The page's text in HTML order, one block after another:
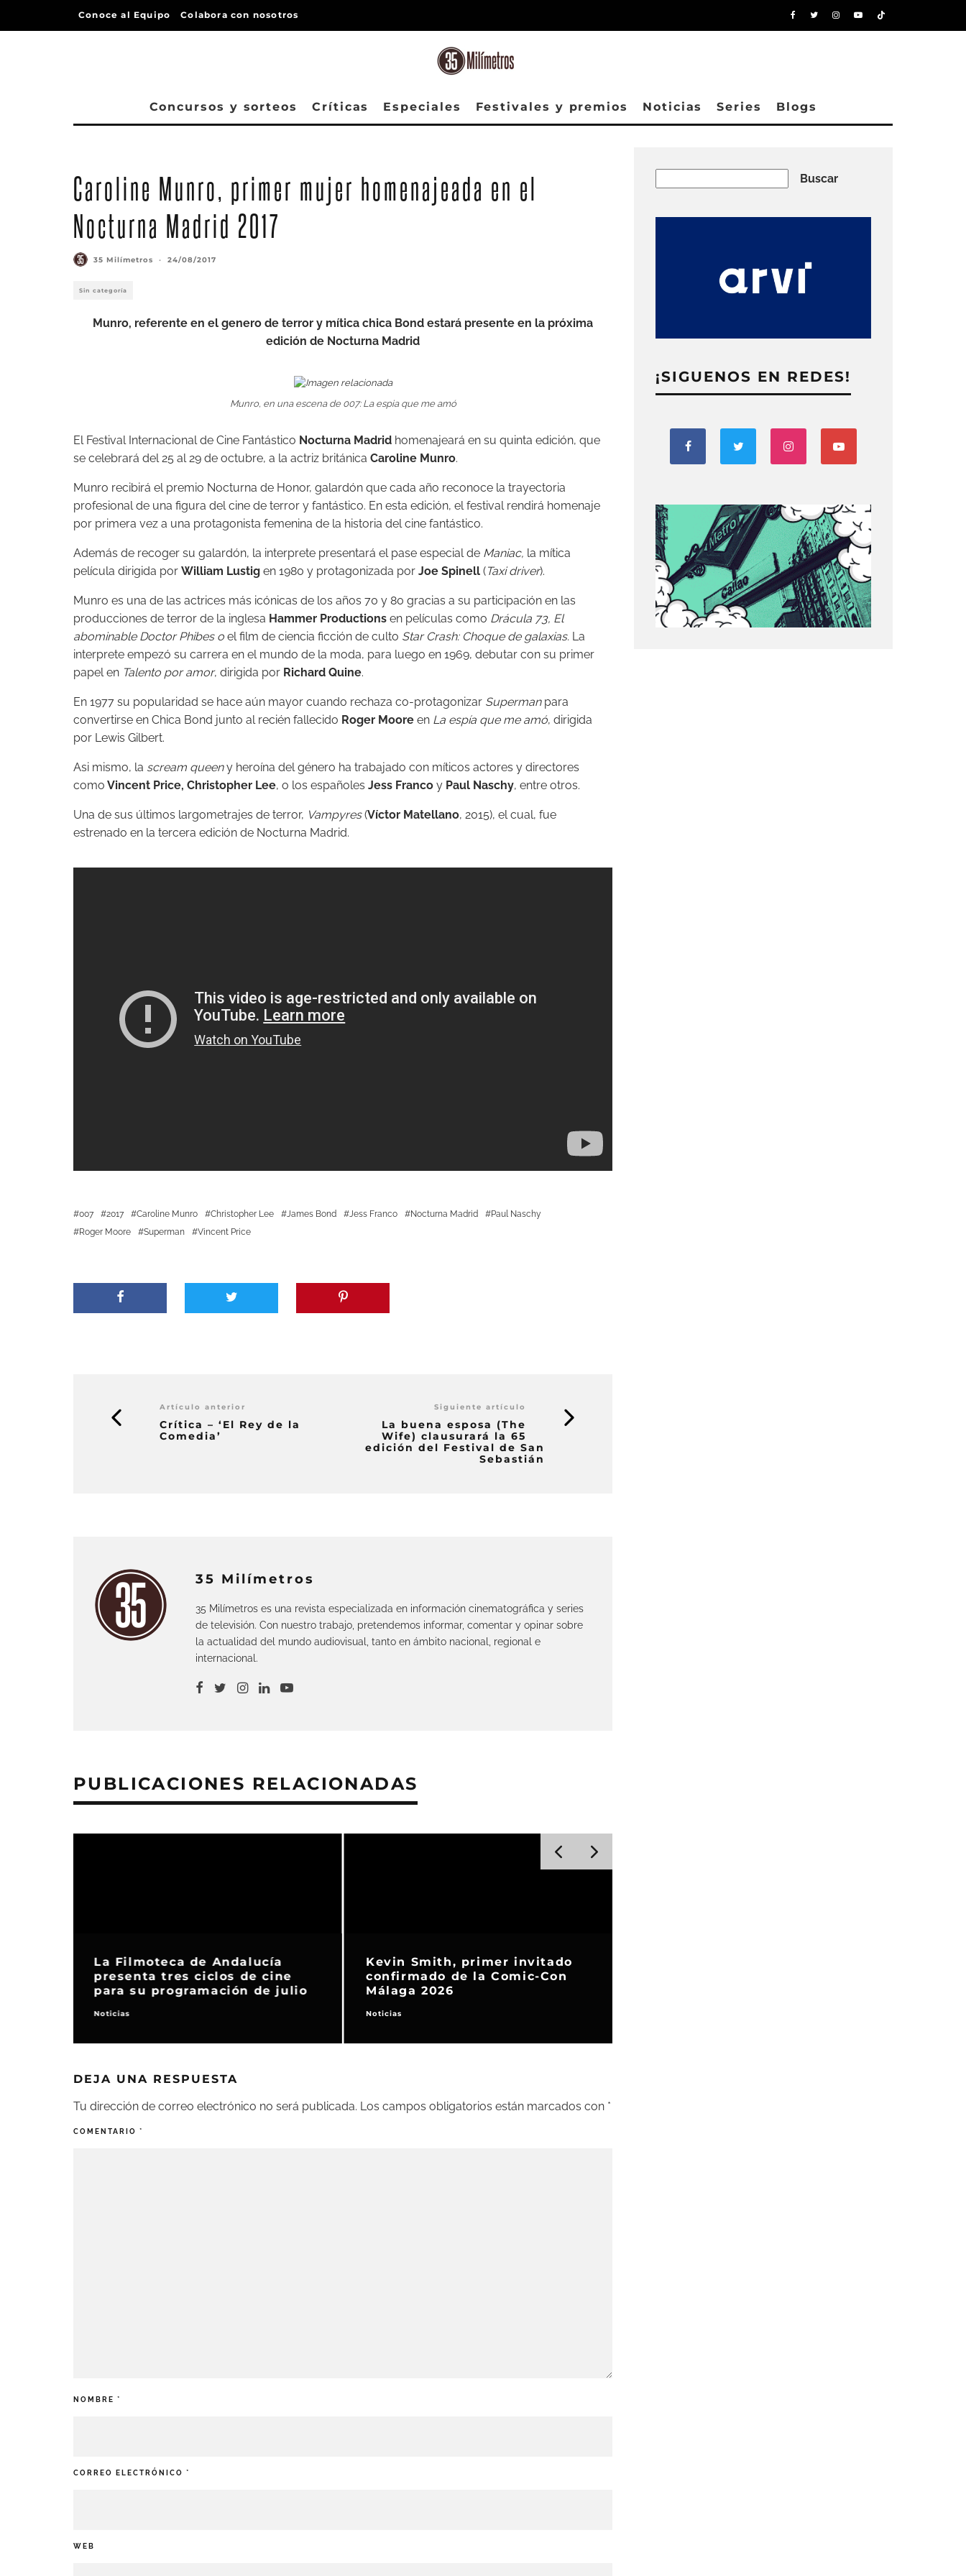
Conoce al Equipo Colabora con nosotros
Concursos y sorteos Críticas Especiales Festivales y premios Noticias Series Blogs
Caroline Munro, primer mujer homenajeada en el
Nocturna Madrid 2017
35 Milímetros · 24/08/2017
Sin categoría
Munro, referente en el genero de terror y mítica chica Bond estará presente en la próxima
edición de Nocturna Madrid
Munro, en una escena de 007:La espia que me amó
El Festival Internacional de Cine Fantástico Nocturna Madrid homenajeará en su quinta edición, que
se celebrará del 25 al 29 de octubre, a la actriz británica Caroline Munro.
Munro recibirá el premio Nocturna de Honor, galardón que cada año reconoce la trayectoria
profesional de una figura del cine de terror y fantástico. En esta edición, el festival rendirá homenaje
por primera vez a una protagonista femenina de la historia del cine fantástico.
Además de recoger su galardón, la interprete presentará el pase especial de Maniac, la mítica
película dirigida por William Lustig en 1980 y protagonizada por Joe Spinell (Taxi driver).
Munro es una de las actrices más icónicas de los años 70 y 80 gracias a su participación en las
producciones de terror de la inglesa Hammer Productions en películas como Drácula 73, El
abominable Doctor Phibes o el film de ciencia ficción de culto Star Crash: Choque de galaxias. La
interprete empezó su carrera en el mundo de la moda, para luego en 1969, debutar con su primer
papel en Talento por amor, dirigida por Richard Quine.
En 1977 su popularidad se hace aún mayor cuando rechaza co-protagonizar Supermanpara
convertirse en Chica Bond junto al recién fallecido Roger Moore en La espía que me amó, dirigida
por Lewis Gilbert.
Asi mismo, la scream queeny heroína del género ha trabajado con míticos actores y directores
como Vincent Price, Christopher Lee, o los españoles Jess Franco y Paul Naschy, entre otros.
Una de sus últimos largometrajes de terror, Vampyres(Víctor Matellano, 2015), el cual, fue
estrenado en la tercera edición de Nocturna Madrid.
007 2017 Caroline Munro Christopher Lee James Bond Jess Franco Nocturna Madrid
Paul Naschy
Roger Moore
Superman Vincent Price
Artículo anterior
Crítica – ‘El Rey de la
Comedia’
Siguiente artículo
La buena esposa (The
Wife) clausurará la 65
edición del Festival de San
Sebastián
35 Milímetros
35 Milímetros es una revista especializada en información cinematográfica y series
de televisión. Con nuestro trabajo, pretendemos informar, comentar y opinar sobre
la actualidad del mundo audiovisual, tanto en ámbito nacional, regional e
internacional.
PUBLICACIONES RELACIONADAS
La Filmoteca de Andalucía
presenta tres ciclos de cine
para su programación de julio
Noticias
Kevin Smith, primer invitado
confirmado de la Comic-Con
Málaga 2026
Noticias
DEJA UNA RESPUESTA
Tu dirección de correo electrónico no será publicada. Los campos obligatorios están marcados con *
COMENTARIO *
NOMBRE *
CORREO ELECTRÓNICO *
WEB
Buscar
¡SIGUENOS EN REDES!